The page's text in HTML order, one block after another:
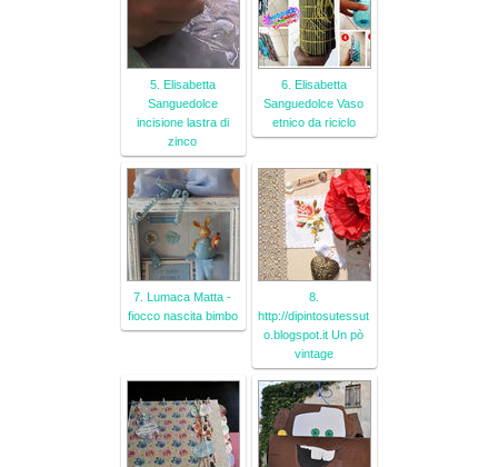
5. Elisabetta
Sanguedolce
incisione lastra di
zinco
6. Elisabetta
Sanguedolce Vaso
etnico da riciclo
7. Lumaca Matta -
fiocco nascita bimbo
8.
http://dipintosutessut
o.blogspot.it Un pò
vintage